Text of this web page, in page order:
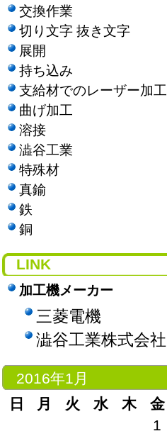
交換作業
切り文字 抜き文字
展開
持ち込み
支給材でのレーザー加工
曲げ加工
溶接
澁谷工業
特殊材
真鍮
鉄
銅
LINK
加工機メーカー
三菱電機
澁谷工業株式会社
2016年1月
日
月 火 水 木 金
1